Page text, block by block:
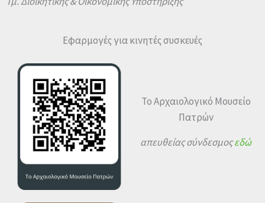
Εφαρμογές για κινητές συσκευές
Το Αρχαιολογικό Μουσείο
Πατρών
απευθείας σύνδεσμοςεδώ